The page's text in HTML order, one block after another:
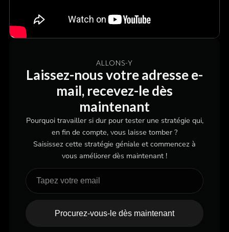
ALLONS-Y
Laissez-nous votre adresse e-
mail, recevez-le dès
maintenant
Pourquoi travailler si dur pour tester une stratégie qui,
en fin de compte, vous laisse tomber ?
Saisissez cette stratégie géniale et commencez à
vous améliorer dès maintenant !
Procurez-vous-le dès maintenant